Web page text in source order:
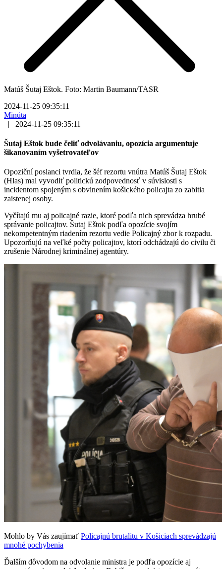
Matúš Šutaj Eštok. Foto: Martin Baumann/TASR
2024-11-25 09:35:11
Minúta
|
2024-11-25 09:35:11
Šutaj Eštok bude čeliť odvolávaniu, opozícia argumentuje
šikanovaním vyšetrovateľov
Opoziční poslanci tvrdia, že šéf rezortu vnútra Matúš Šutaj Eštok
(Hlas) mal vyvodiť politickú zodpovednosť v súvislosti s
incidentom spojeným s obvinením košického policajta zo zabitia
zaistenej osoby.
Vyčítajú mu aj policajné razie, ktoré podľa nich sprevádza hrubé
správanie policajtov. Šutaj Eštok podľa opozície svojím
nekompetentným riadením rezortu vedie Policajný zbor k rozpadu.
Upozorňujú na veľké počty policajtov, ktorí odchádzajú do civilu či
zrušenie Národnej kriminálnej agentúry.
Mohlo by Vás zaujímať Policajnú brutalitu v Košiciach sprevádzajú
mnohé pochybenia
Ďalším dôvodom na odvolanie ministra je podľa opozície aj